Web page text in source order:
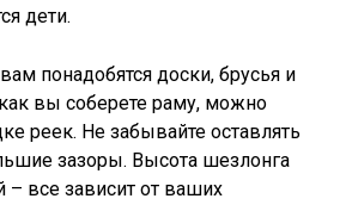
дети.
понадобятся доски, брусья и
вы соберете раму, можно
реек. Не забывайте оставлять
зазоры. Высота шезлонга
все зависит от ваших